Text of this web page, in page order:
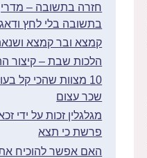
חזרה בתשובה –
בתשובה בלי לחץ
קמצא ובר קמצא
הלכות שבת – קיצור
10 מצוות שהכי קל
שכר עצום
מגלגלין זכות על ידי
פרשת כי תצא
האם אפשר להוכיח